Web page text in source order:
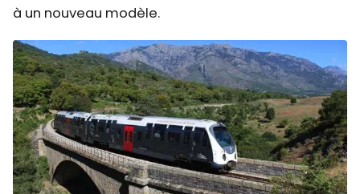
à un nouveau modèle.